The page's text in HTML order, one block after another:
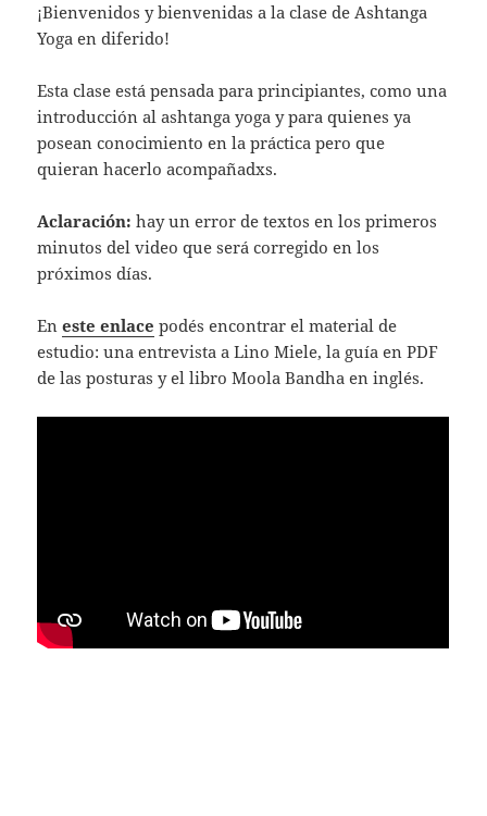
¡Bienvenidos y bienvenidas a la clase de Ashtanga
Yoga en diferido!
Esta clase está pensada para principiantes, como una
introducción al ashtanga yoga y para quienes ya
posean conocimiento en la práctica pero que
quieran hacerlo acompañadxs.
Aclaración:hay un error de textos en los primeros
minutos del video que será corregido en los
próximos días.
Eneste enlace podés encontrar el material de
estudio: una entrevista a Lino Miele, la guía en PDF
de las posturas y el libro Moola Bandha en inglés.